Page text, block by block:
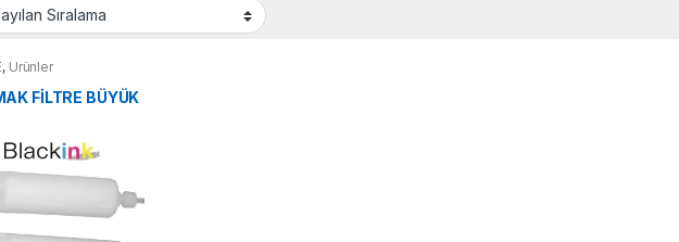
, Ürünler
FİLTRE BÜYÜK